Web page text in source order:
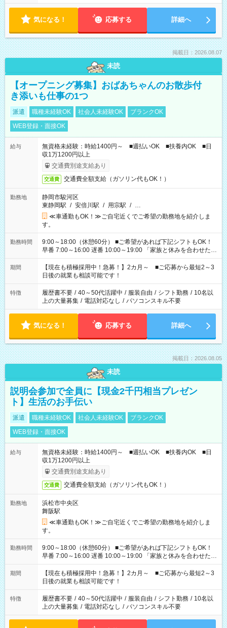
気になる！ 応募する 詳細へ
掲載日：2026.08.07
未読
【オープニング募集】おばあちゃんのお散歩付
き添いも仕事の1つ
派遣 職種未経験OK 社会人未経験OK
ブランクOK
WEB登録・面接OK
給与
無資格未経験：時給1400円～ ■週払いOK ■扶養内OK ■日
収1万1200円以上
交通費別途支給あり
交通費 交通費全額支給（ガソリン代もOK！）
勤務地
静岡市駿河区
東静岡駅 / 安倍川駅 / 用宗駅 / …
≪車通勤もOK！≫ご自宅近くでご希望の勤務地を紹介しま
す。
勤務時間
9:00～18:00（休憩60分） ■ご希望があれば下記シフトもOK！
早番 7:00～16:00 遅番 10:00～19:00 「家族と休みを合わせた
い」 「余裕を持って夕飯の準備がしたい」 「できれば残業はし
たくない」 など、ご希望を教えてくださいね。 ※Wワーク希望
の方へ 今ご覧のお仕事で希望する勤務時間と、もう1つのお仕事
の勤務時間。 合計で週40時間を超える場合は応募できません。
期間
【現在も積極採用中！急募！】2カ月～ ■ご応募から最短2～3
日後の就業も相談可能です！
特徴 履歴書不要 / 40～50代活躍中 / 服装自由 / シフト勤務 / 10名以
上の大量募集 / 電話対応なし / パソコンスキル不要
気になる！ 応募する 詳細へ
掲載日：2026.08.05
未読
説明会参加で全員に【現金2千円相当プレゼン
ト】生活のお手伝い
派遣 職種未経験OK 社会人未経験OK
ブランクOK
WEB登録・面接OK
給与
無資格未経験：時給1400円～ ■週払いOK ■扶養内OK ■日
収1万1200円以上
交通費別途支給あり
交通費 交通費全額支給（ガソリン代もOK！）
勤務地
浜松市中央区
舞阪駅
≪車通勤もOK！≫ご自宅近くでご希望の勤務地を紹介しま
す。
勤務時間
9:00～18:00（休憩60分） ■ご希望があれば下記シフトもOK！
早番 7:00～16:00 遅番 10:00～19:00 「家族と休みを合わせた
い」 「余裕を持って夕飯の準備がしたい」 「できれば残業はし
たくない」 など、ご希望を教えてくださいね。 ※Wワーク希望
の方へ 今ご覧のお仕事で希望する勤務時間と、もう1つのお仕事
の勤務時間。 合計で週40時間を超える場合は応募できません。
期間
【現在も積極採用中！急募！】2カ月～ ■ご応募から最短2～3
日後の就業も相談可能です！
特徴 履歴書不要 / 40～50代活躍中 / 服装自由 / シフト勤務 / 10名以
上の大量募集 / 電話対応なし / パソコンスキル不要